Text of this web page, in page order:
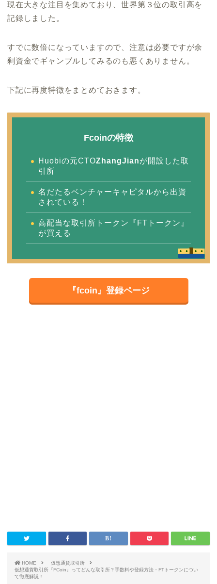
現在大きな注目を集めており、世界第３位の取引高を
記録しました。
すでに数倍になっていますので、注意は必要ですが余
剰資金でギャンブルしてみるのも悪くありません。
下記に再度特徴をまとめておきます。
Fcoinの特徴
Huobiの元CTOZhangJianが開設した取
引所
名だたるベンチャーキャピタルから出資
されている！
高配当な取引所トークン『FTトークン』
が買える
『fcoin』登録ページ
HOME
仮想通貨取引所
仮想通貨取引所『FCoin』ってどんな取引所？手数料や登録方法・FTトークンについ
て徹底解説！